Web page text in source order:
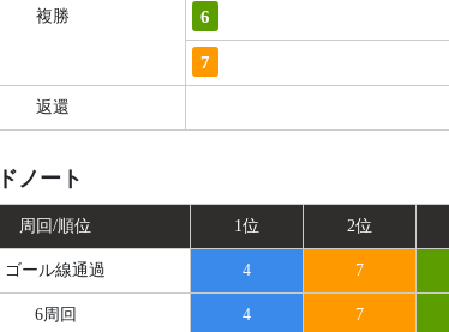
複勝 6
7
返還
ノート
周回/順位 1位 2位
ゴール線通過 4 7
6周回 4 7